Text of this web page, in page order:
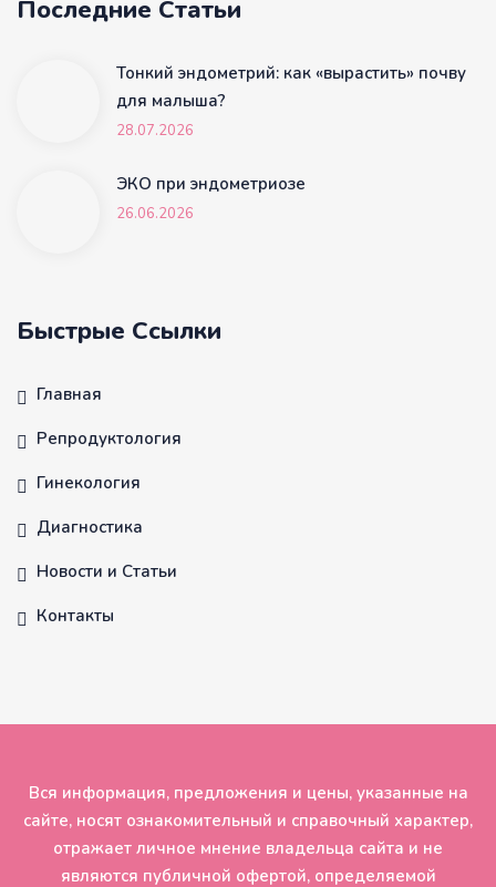
Последние Статьи
Тонкий эндометрий: как «вырастить» почву
для малыша?
28.07.2026
ЭКО при эндометриозе
26.06.2026
Быстрые Ссылки
Главная
Репродуктология
Гинекология
Диагностика
Новости и Статьи
Контакты
Вся информация, предложения и цены, указанные на
сайте, носят ознакомительный и справочный характер,
отражает личное мнение владельца сайта и не
являются публичной офертой, определяемой